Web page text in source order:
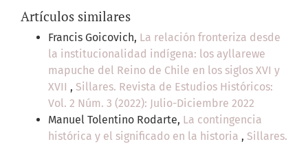
Artículos similares
Francis Goicovich, La relación fronteriza desde
la institucionalidad indígena: los ayllarewe
mapuche del Reino de Chile en los siglos XVI y
XVII , Sillares. Revista de Estudios Históricos:
Vol. 2 Núm. 3 (2022): Julio-Diciembre 2022
Manuel Tolentino Rodarte, La contingencia
histórica y el significado en la historia , Sillares.